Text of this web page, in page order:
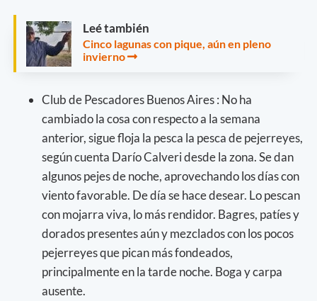
Leé también
Cinco lagunas con pique, aún en pleno
invierno
Club de Pescadores Buenos Aires : No ha
cambiado la cosa con respecto a la semana
anterior, sigue floja la pesca la pesca de pejerreyes,
según cuenta Darío Calveri desde la zona. Se dan
algunos pejes de noche, aprovechando los días con
viento favorable. De día se hace desear. Lo pescan
con mojarra viva, lo más rendidor. Bagres, patíes y
dorados presentes aún y mezclados con los pocos
pejerreyes que pican más fondeados,
principalmente en la tarde noche. Boga y carpa
ausente.